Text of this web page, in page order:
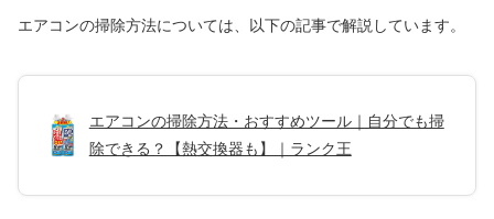
エアコンの掃除方法については、以下の記事で解説しています。
エアコンの掃除方法・おすすめツール｜自分でも掃
除できる？【熱交換器も】｜ランク王